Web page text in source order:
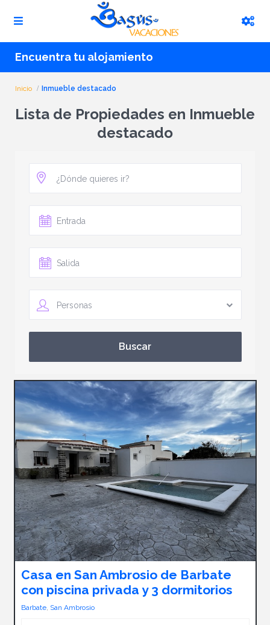
Encuentra tu alojamiento
Inicio Inmueble destacado
Lista de Propiedades en Inmueble
destacado
Personas
Casa en San Ambrosio de Barbate
con piscina privada y 3 dormitorios
Barbate, San Ambrosio